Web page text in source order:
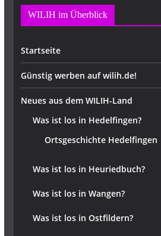
WILIH im Überblick
Startseite
Günstig werben auf wilih.de!
Neues aus dem WILIH-Land
Was ist los in Hedelfingen?
Ortsgeschichte Hedelfingen
Was ist los in Heuriedbuch?
Was ist los in Wangen?
Was ist los in Ostfildern?